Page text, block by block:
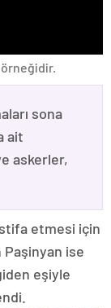
örneğidir.
sona
ait
askerler,
etmesi için
ise
eşiyle